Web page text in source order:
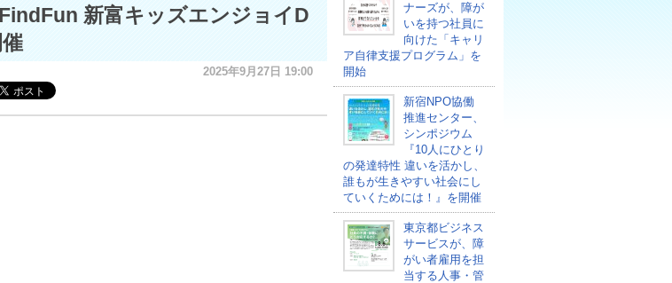
新富キッズエンジョイD
2025年9月27日 19:00
ナーズが、障が
いを持つ社員に
向けた「キャリ
ア自律支援プログラム」を
開始
新宿NPO協働
推進センター、
シンポジウム
『10人にひとり
の発達特性 違いを活かし、
誰もが生きやすい社会にし
ていくためには！』を開催
東京都ビジネス
サービスが、障
がい者雇用を担
当する人事・管